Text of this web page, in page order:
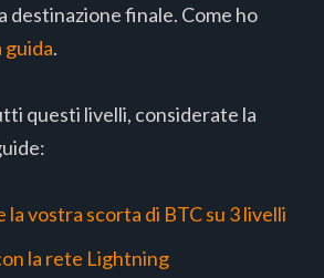
destinazione finale. Come ho
guida.
questi livelli, considerate la
la vostra scorta di BTC su 3 livelli
la rete Lightning